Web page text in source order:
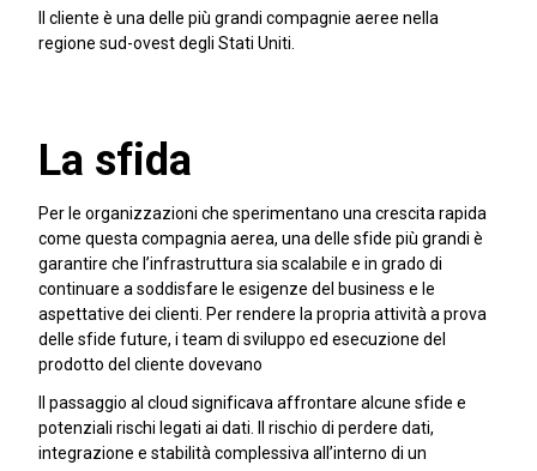
Il cliente è una delle più grandi compagnie aeree nella
regione sud-ovest degli Stati Uniti.
La sfida
Per le organizzazioni che sperimentano una crescita rapida
come questa compagnia aerea, una delle sfide più grandi è
garantire che l’infrastruttura sia scalabile e in grado di
continuare a soddisfare le esigenze del business e le
aspettative dei clienti. Per rendere la propria attività a prova
delle sfide future, i team di sviluppo ed esecuzione del
prodotto del cliente dovevano
Il passaggio al cloud significava affrontare alcune sfide e
potenziali rischi legati ai dati. Il rischio di perdere dati,
integrazione e stabilità complessiva all’interno di un